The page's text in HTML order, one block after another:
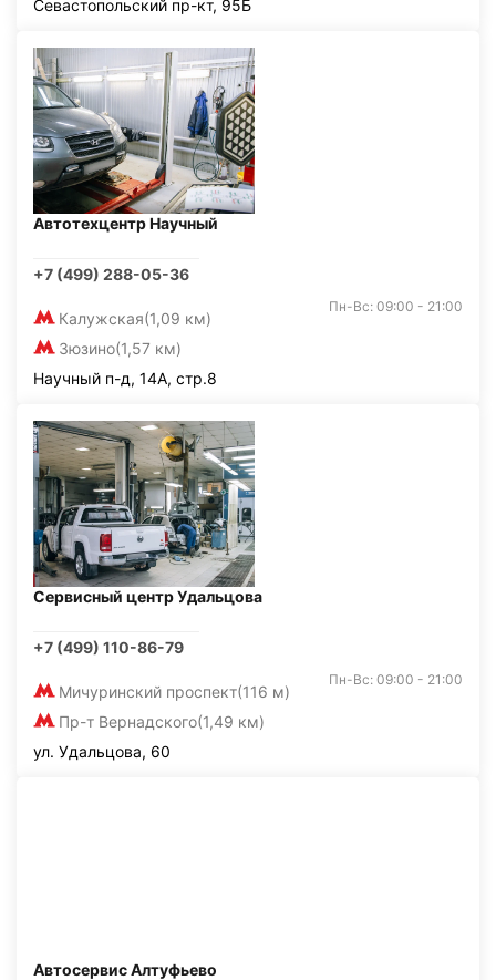
Севастопольский пр-кт, 95Б
Автотехцентр Научный
+7 (499) 288-05-36
Калужская(1,09 км)
Зюзино(1,57 км)
Пн-Вс: 09:00 - 21:00
Научный п-д, 14А, стр.8
Сервисный центр Удальцова
+7 (499) 110-86-79
Мичуринский проспект(116 м)
Пр-т Вернадского(1,49 км)
Пн-Вс: 09:00 - 21:00
ул. Удальцова, 60
Автосервис Алтуфьево